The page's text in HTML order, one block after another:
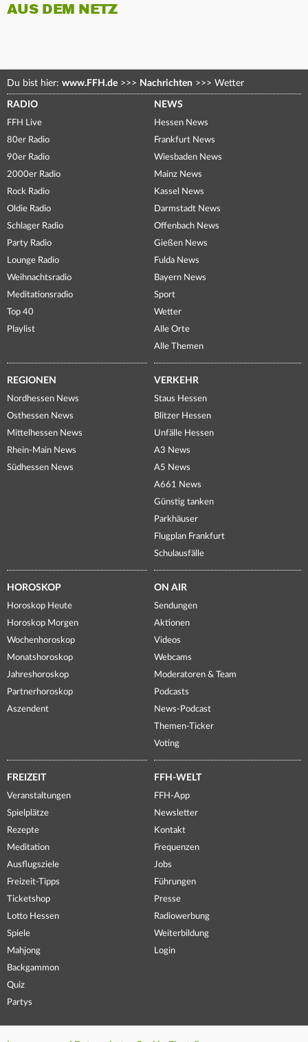
AUS DEM NETZ
Du bist hier: www.FFH.de >>> Nachrichten >>> Wetter
RADIO
FFH Live
80er Radio
90er Radio
2000er Radio
Rock Radio
Oldie Radio
Schlager Radio
Party Radio
Lounge Radio
Weihnachtsradio
Meditationsradio
Top 40
Playlist
NEWS
Hessen News
Frankfurt News
Wiesbaden News
Mainz News
Kassel News
Darmstadt News
Offenbach News
Gießen News
Fulda News
Bayern News
Sport
Wetter
Alle Orte
Alle Themen
REGIONEN
Nordhessen News
Osthessen News
Mittelhessen News
Rhein-Main News
Südhessen News
VERKEHR
Staus Hessen
Blitzer Hessen
Unfälle Hessen
A3 News
A5 News
A661 News
Günstig tanken
Parkhäuser
Flugplan Frankfurt
Schulausfälle
HOROSKOP
Horoskop Heute
Horoskop Morgen
Wochenhoroskop
Monatshoroskop
Jahreshoroskop
Partnerhoroskop
Aszendent
ON AIR
Sendungen
Aktionen
Videos
Webcams
Moderatoren & Team
Podcasts
News-Podcast
Themen-Ticker
Voting
FREIZEIT
Veranstaltungen
Spielplätze
Rezepte
Meditation
Ausflugsziele
Freizeit-Tipps
Ticketshop
Lotto Hessen
Spiele
Mahjong
Backgammon
Quiz
Partys
FFH-WELT
FFH-App
Newsletter
Kontakt
Frequenzen
Jobs
Führungen
Presse
Radiowerbung
Weiterbildung
Login